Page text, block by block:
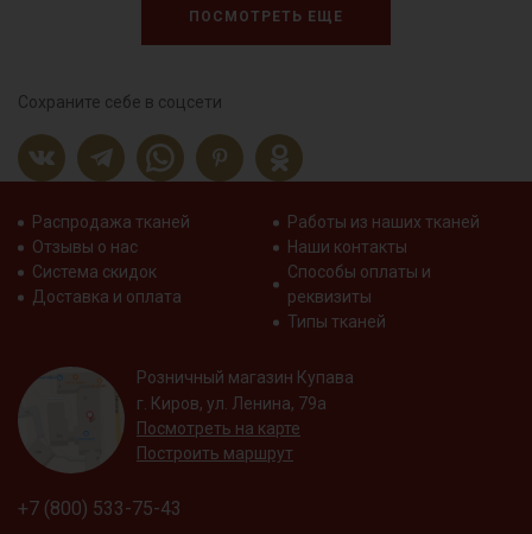
ПОСМОТРЕТЬ ЕЩЕ
Сохраните себе в соцсети
Распродажа тканей
Отзывы о нас
Система скидок
Доставка и оплата
Работы из наших тканей
Наши контакты
Способы оплаты и
реквизиты
Типы тканей
Розничный магазин Купава
г. Киров, ул. Ленина, 79а
Посмотреть на карте
Построить маршрут
+7 (800) 533-75-43